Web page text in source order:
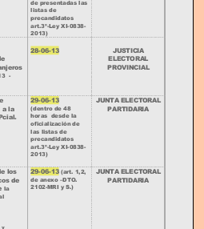
listas de
precandidatos
art.3º- Ley XI 0838
2013)
28-06-13
JUSTICIA
ELECTORAL
PROVINCIAL
a la
29 -06 13
(dentro de 48
horas de sde la
oficialización de
las listas de
precandidatos
art.3º- Ley XI 0838
2013)
JUNTA ELECTORAL
PARTIDARIA
los
de
la
29 -06 13 (art. 1,2,
de anexo
–DTO
2102- MRI y S.)
JUNTA ELECTORAL
PARTIDARIA